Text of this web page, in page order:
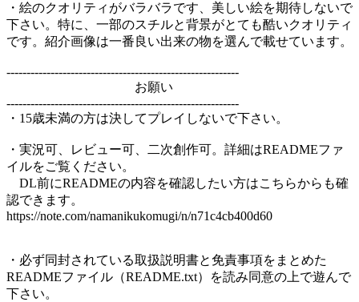
・絵のクオリティがバラバラです、美しい絵を期待しないで
下さい。特に、一部のスチルと背景がとても酷いクオリティ
です。紹介画像は一番良い出来の物を選んで載せています。
----------------------------------------------------------
お願い
----------------------------------------------------------
・15歳未満の方は決してプレイしないで下さい。
・実況可、レビュー可、二次創作可。詳細はREADMEファ
イルをご覧ください。
DL前にREADMEの内容を確認したい方はこちらからも確
認できます。
https://note.com/namanikukomugi/n/n71c4cb400d60
・必ず同封されている取扱説明書と免責事項をまとめた
READMEファイル（README.txt）を読み同意の上で遊んで
下さい。